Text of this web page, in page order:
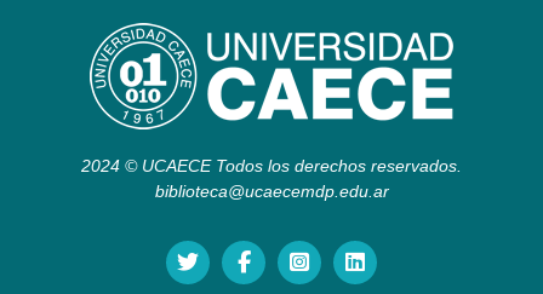
2024 © UCAECE Todos los derechos reservados.
biblioteca@ucaecemdp.edu.ar